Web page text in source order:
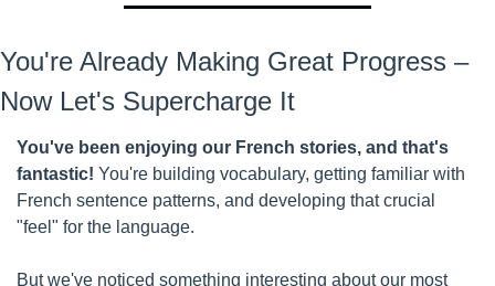
You're Already Making Great Progress –
Now Let's Supercharge It
You've been enjoying our French stories, and that's
fantastic! You're building vocabulary, getting familiar with
French sentence patterns, and developing that crucial
"feel" for the language.
But we've noticed something interesting about our most